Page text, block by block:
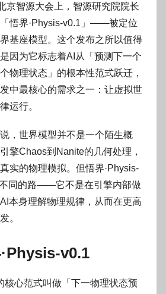
:
O
k
g
o
g
o
o
京智源大会上，智源研究院院长
悟界·Physis-v0.1」——被定位
基座模型。这个发布之所以值得
因为它标志着AI从「预测下一个
物理状态」的根本性范式跃迁，
中最核心的需求之一：让虚拟世
运行。
，世界模型并不是一个陌生概
擎Chaos到Nanite的几何处理，
实的物理模拟。但悟界·Physis-
同的路——它不是在引擎内部做
本身理解物理规律，从而在更高
。
v0.1
核心范式叫做「下一物理状态预